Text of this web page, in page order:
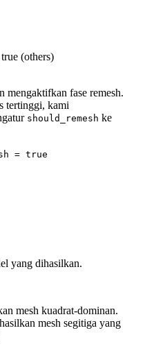
(others)
mengaktifkan fase remesh.
tertinggi, kami
should_remesh ke
= true
yang dihasilkan.
mesh kuadrat-dominan.
mesh segitiga yang